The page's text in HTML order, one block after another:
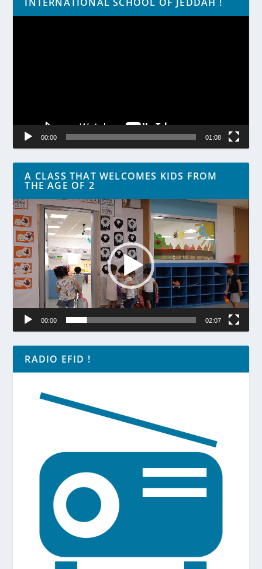
00:00 01:08
A CLASS THAT WELCOMES KIDS FROM
THE AGE OF 2
Lecteur
vidéo
00:00 02:07
RADIO EFID !